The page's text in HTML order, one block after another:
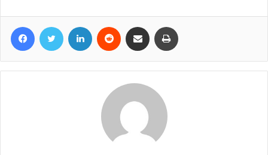
FacebookTwitter Linkedin Reddit Partager par email